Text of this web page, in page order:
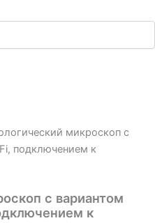
микроскоп с
подключением к
с вариантом
к